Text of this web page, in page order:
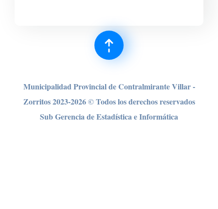
Municipalidad Provincial de Contralmirante Villar -
Zorritos 2023-2026 © Todos los derechos reservados
Sub Gerencia de Estadística e Informática